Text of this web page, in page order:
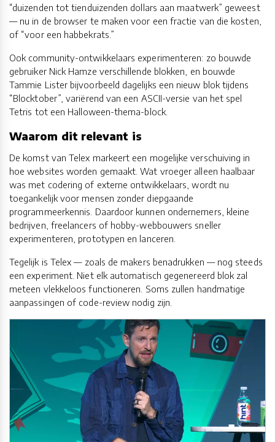
“duizenden tot tienduizenden dollars aan maatwerk” geweest
— nu in de browser te maken voor een fractie van die kosten,
of “voor een habbekrats.”
Ook community-ontwikkelaars experimenteren: zo bouwde
gebruiker Nick Hamze verschillende blokken, en bouwde
Tammie Lister bijvoorbeeld dagelijks een nieuw blok tijdens
“Blocktober”, variërend van een ASCII-versie van het spel
Tetris tot een Halloween-thema-block.
Waarom dit relevant is
De komst van Telex markeert een mogelijke verschuiving in
hoe websites worden gemaakt. Wat vroeger alleen haalbaar
was met codering of externe ontwikkelaars, wordt nu
toegankelijk voor mensen zonder diepgaande
programmeerkennis. Daardoor kunnen ondernemers, kleine
bedrijven, freelancers of hobby-webbouwers sneller
experimenteren, prototypen en lanceren.
Tegelijk is Telex — zoals de makers benadrukken — nog steeds
een experiment. Niet elk automatisch gegenereerd blok zal
meteen vlekkeloos functioneren. Soms zullen handmatige
aanpassingen of code-review nodig zijn.